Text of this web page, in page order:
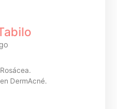
DermAcné.